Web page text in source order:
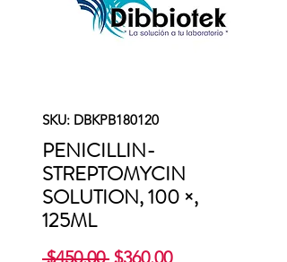
SKU: DBKPB180120
PENICILLIN-
STREPTOMYCIN
SOLUTION, 100 ×,
125ML
Precio Precio